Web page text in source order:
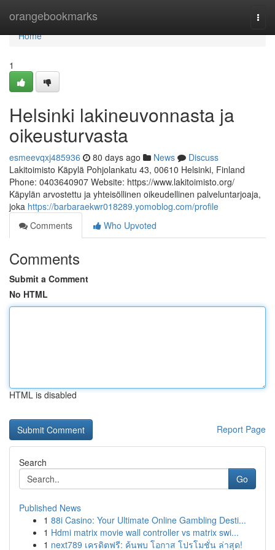
orangebookmarks
Home
Home
1
Helsinki lakineuvonnasta ja
oikeusturvasta
esmeevqxj485936 80 days ago News
Discuss
Lakitoimisto Käpylä Pohjolankatu 43, 00610 Helsinki, Finland
Phone: 0403640907 Website: https://www.lakitoimisto.org/
Käpylän arvostettu ja yhteisöllinen oikeudellinen palveluntarjoaja,
joka https://barbaraekwr018289.yomoblog.com/profile
Comments
Who Upvoted
Comments
Submit a Comment
No HTML
HTML is disabled
Report Page
Search
Go
Published News
1 88i Casino: Your Ultimate Online Gambling Desti...
1 Hdmi matrix movie wall controller vs matrix swi...
1 next789 เครดิตฟรี: ค้นพบ โอกาส โปรโมชั่น ล่าสุด!